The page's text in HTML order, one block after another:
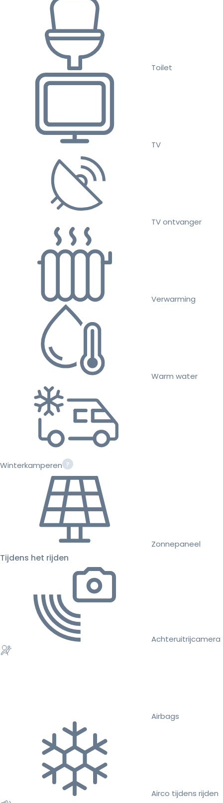
Toilet
TV
TV ontvanger
Verwarming
Warm water
Winterkamperen
Zonnepaneel
Tijdens het rijden
Achteruitrijcamera
Airbags
Airco tijdens rijden